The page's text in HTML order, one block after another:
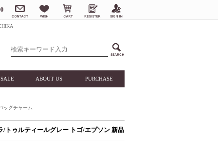
SALE ABOUT US PURCHASE
ッグチャーム
トゥルティールグレー トゴ/エプソン 新品